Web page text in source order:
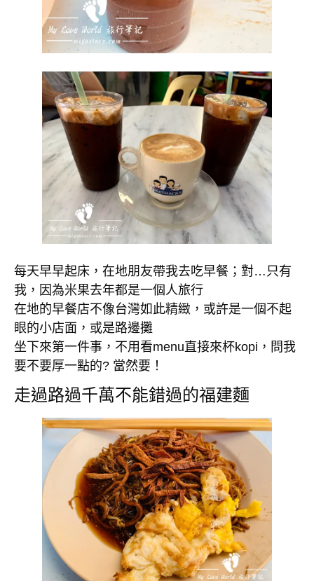
每天早早起床，在地朋友帶我去吃早餐；對…只有
我，因為米果去年都是一個人旅行
在地的早餐店不像台灣如此精緻，或許是一個不起
眼的小店面，或是路邊攤
坐下來第一件事，不用看menu直接來杯kopi，問我
要不要厚一點的? 當然要！
走過路過千萬不能錯過的福建麵